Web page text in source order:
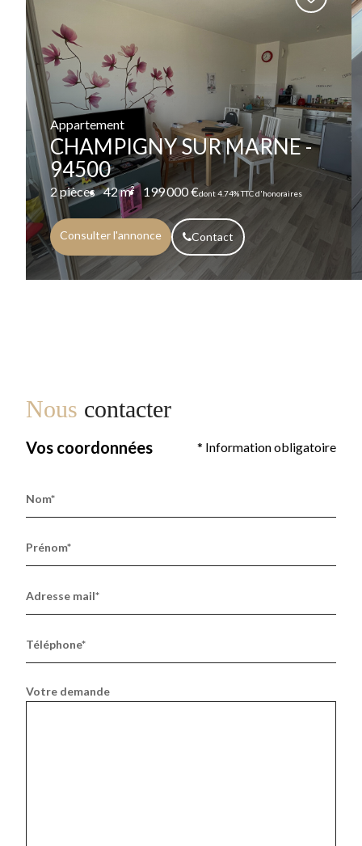
Appartement
CHAMPIGNY SUR MARNE -
94500
2 pièces 42 m² 199 000 €dont 4.74% TTC d'honoraires
Consulter l'annonce Contact
Nous contacter
Vos coordonnées * Information obligatoire
Nom*
Prénom*
Adresse mail*
Téléphone*
Votre demande